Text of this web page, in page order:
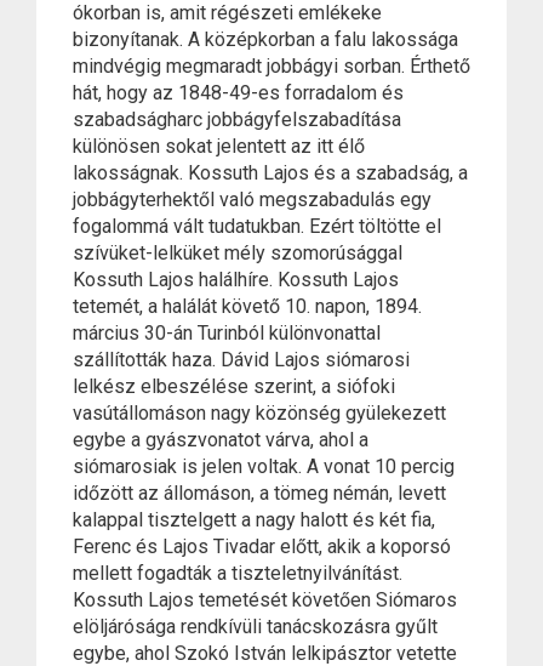
ókorban is, amit régészeti emlékeke
bizonyítanak. A középkorban a falu lakossága
mindvégig megmaradt jobbágyi sorban. Érthető
hát, hogy az 1848-49-es forradalom és
szabadságharc jobbágyfelszabadítása
különösen sokat jelentett az itt élő
lakosságnak. Kossuth Lajos és a szabadság, a
jobbágyterhektől való megszabadulás egy
fogalommá vált tudatukban. Ezért töltötte el
szívüket-lelküket mély szomorúsággal
Kossuth Lajos halálhíre. Kossuth Lajos
tetemét, a halálát követő 10. napon, 1894.
március 30-án Turinból különvonattal
szállították haza. Dávid Lajos siómarosi
lelkész elbeszélése szerint, a siófoki
vasútállomáson nagy közönség gyülekezett
egybe a gyászvonatot várva, ahol a
siómarosiak is jelen voltak. A vonat 10 percig
időzött az állomáson, a tömeg némán, levett
kalappal tisztelgett a nagy halott és két fia,
Ferenc és Lajos Tivadar előtt, akik a koporsó
mellett fogadták a tiszteletnyilvánítást.
Kossuth Lajos temetését követően Siómaros
elöljárósága rendkívüli tanácskozásra gyűlt
egybe, ahol Szokó István lelkipásztor vetette